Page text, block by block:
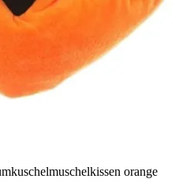
orange